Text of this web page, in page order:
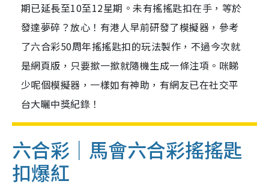
期已延長至10至12星期。未有搖搖匙扣在手，等於
發達夢碎？放心！有港人早前研發了模擬器，參考
了六合彩50周年搖搖匙扣的玩法製作，不過今次就
是網頁版，只要撳一撳就隨機生成一條注項。咪睇
少呢個模擬器，一樣如有神助，有網友已在社交平
台大曬中獎紀錄！
六合彩｜馬會六合彩搖搖匙
扣爆紅